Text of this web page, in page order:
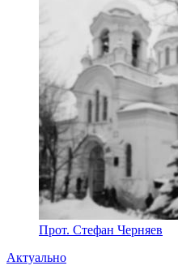
Прот. Стефан Черняев
Актуально